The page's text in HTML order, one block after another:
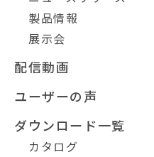
製品情報
展示会
配信動画
ユーザーの声
ダウンロード一覧
カタログ